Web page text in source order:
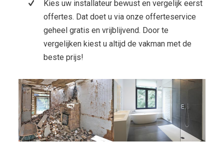
Kies uw installateur bewust en vergelijk eerst
offertes. Dat doet u via onze offerteservice
geheel gratis en vrijblijvend. Door te
vergelijken kiest u altijd de vakman met de
beste prijs!